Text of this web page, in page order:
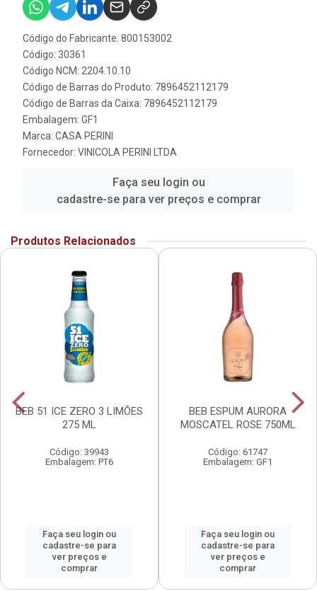
Código do Fabricante: 800153002
Código: 30361
Código NCM: 2204.10.10
Código de Barras do Produto: 7896452112179
Código de Barras da Caixa: 7896452112179
Embalagem: GF1
Marca: CASA PERINI
Fornecedor: VINICOLA PERINI LTDA
Faça seu login ou
cadastre-se para ver preços e comprar
Produtos Relacionados
BEB 51 ICE ZERO 3 LIMÕES
275 ML
Código: 39943
Embalagem: PT6
Faça seu login ou
cadastre-se para
ver preços e
comprar
BEB ESPUM AURORA
MOSCATEL ROSE 750ML
Código: 61747
Embalagem: GF1
Faça seu login ou
cadastre-se para
ver preços e
comprar